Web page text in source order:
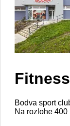
Bodva sport
Na rozlohe